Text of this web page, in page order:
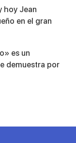
hoy Jean
en el gran
es un
demuestra por